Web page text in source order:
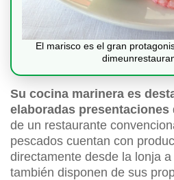
El marisco es el gran
Su cocina marinera es
elaboradas presentaciones
de un restaurante
pescados cuentan con
directamente desde la lonja
también disponen de sus